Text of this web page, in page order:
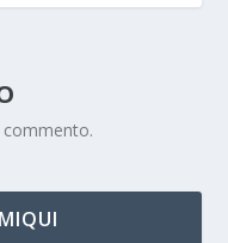
commento.